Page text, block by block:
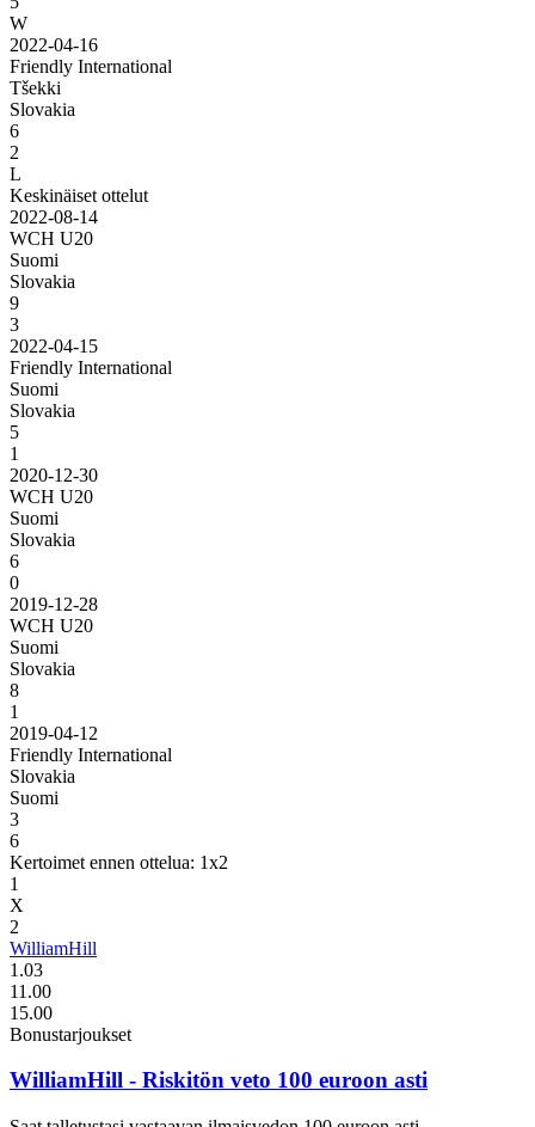
W
2022-04-16
Friendly International
Tšekki
Slovakia
6
2
L
Keskinäiset ottelut
2022-08-14
WCH U20
Suomi
Slovakia
9
3
2022-04-15
Friendly International
Suomi
Slovakia
5
1
2020-12-30
WCH U20
Suomi
Slovakia
6
0
2019-12-28
WCH U20
Suomi
Slovakia
8
1
2019-04-12
Friendly International
Slovakia
Suomi
3
6
Kertoimet ennen ottelua: 1x2
1
X
2
WilliamHill
1.03
11.00
15.00
Bonustarjoukset
WilliamHill - Riskitön veto 100 euroon asti